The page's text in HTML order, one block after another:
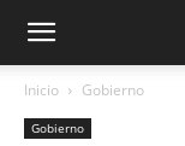
Inicio Gobierno
Gobierno